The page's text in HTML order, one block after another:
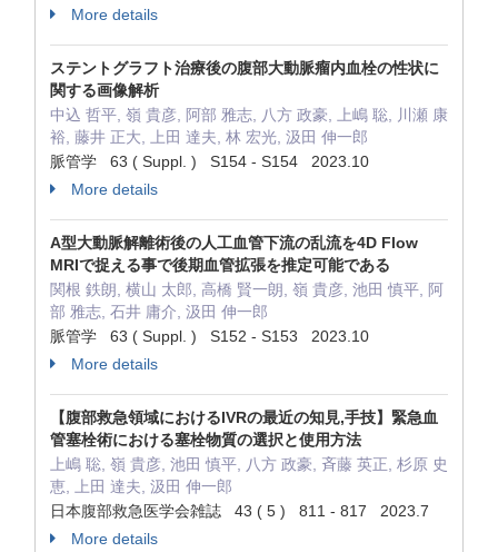
More details
ステントグラフト治療後の腹部大動脈瘤内血栓の性状に
関する画像解析
中込 哲平, 嶺 貴彦, 阿部 雅志, 八方 政豪, 上嶋 聡, 川瀬 康
裕, 藤井 正大, 上田 達夫, 林 宏光, 汲田 伸一郎
脈管学 63 ( Suppl. ) S154 - S154 2023.10
More details
A型大動脈解離術後の人工血管下流の乱流を4D Flow
MRIで捉える事で後期血管拡張を推定可能である
関根 鉄朗, 横山 太郎, 高橋 賢一朗, 嶺 貴彦, 池田 慎平, 阿
部 雅志, 石井 庸介, 汲田 伸一郎
脈管学 63 ( Suppl. ) S152 - S153 2023.10
More details
【腹部救急領域におけるIVRの最近の知見,手技】緊急血
管塞栓術における塞栓物質の選択と使用方法
上嶋 聡, 嶺 貴彦, 池田 慎平, 八方 政豪, 斉藤 英正, 杉原 史
恵, 上田 達夫, 汲田 伸一郎
日本腹部救急医学会雑誌 43 ( 5 ) 811 - 817 2023.7
More details